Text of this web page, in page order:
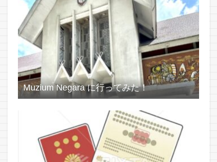
Muzium Negara に行ってみた！